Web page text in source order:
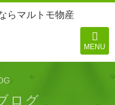
らマルトモ物産
MENU
ログ